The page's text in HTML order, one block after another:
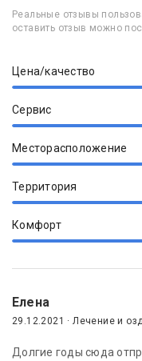
Реальные отзывы
оставить отзыв можно
Цена/качество
Сервис
Месторасположение
Территория
Комфорт
Елена
29.12.2021 · Лечение и
Долгие годы сюда